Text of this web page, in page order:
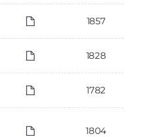
1857
1828
1782
1804